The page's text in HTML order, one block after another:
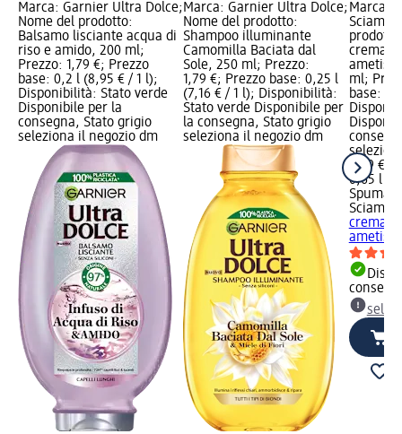
Marca: Garnier Ultra Dolce;
Nome del prodotto:
Balsamo lisciante acqua di
riso e amido, 200 ml;
Prezzo: 1,79 €; Prezzo
base: 0,2 l (8,95 € / 1 l);
Disponibilità: Stato verde
Disponibile per la
consegna, Stato grigio
seleziona il negozio dm
Marca: Garnier Ultra Dolce;
Nome del prodotto:
Shampoo illuminante
Camomilla Baciata dal
Sole, 250 ml; Prezzo:
1,79 €; Prezzo base: 0,25 l
(7,16 € / 1 l); Disponibilità:
Stato verde Disponibile per
la consegna, Stato grigio
seleziona il negozio dm
Marca:
crema
ml;
base:
2,39 €
0,65 l
Spuma
crema